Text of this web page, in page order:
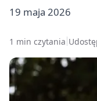
19 maja 2026
1 min czytania